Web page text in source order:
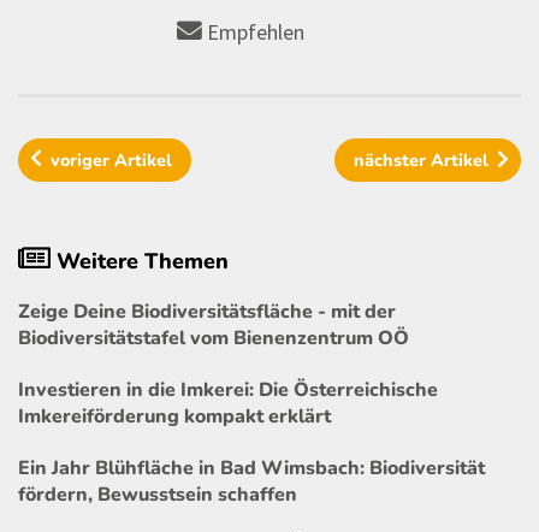
Empfehlen
vorigerArtikel nächster Artikel
Weitere Themen
Zeige Deine Biodiversitätsfläche - mit der
Biodiversitätstafel vom Bienenzentrum OÖ
Investieren in die Imkerei: Die Österreichische
Imkereiförderung kompakt erklärt
Ein Jahr Blühfläche in Bad Wimsbach: Biodiversität
fördern, Bewusstsein schaffen